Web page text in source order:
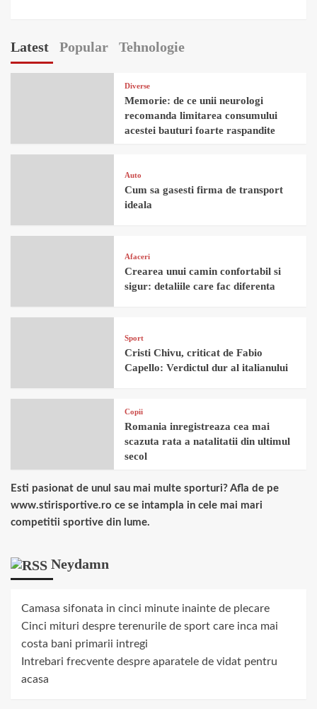
Latest Popular Tehnologie
Diverse
Memorie: de ce unii neurologi
recomanda limitarea consumului
acestei bauturi foarte raspandite
Auto
Cum sa gasesti firma de transport
ideala
Afaceri
Crearea unui camin confortabil si
sigur: detaliile care fac diferenta
Sport
Cristi Chivu, criticat de Fabio
Capello: Verdictul dur al italianului
Copii
Romania inregistreaza cea mai
scazuta rata a natalitatii din ultimul
secol
Esti pasionat de unul sau mai multe sporturi? Afla de pe
www.stirisportive.ro ce se intampla in cele mai mari
competitii sportive din lume.
Neydamn
Camasa sifonata in cinci minute inainte de plecare
Cinci mituri despre terenurile de sport care inca mai
costa bani primarii intregi
Intrebari frecvente despre aparatele de vidat pentru
acasa